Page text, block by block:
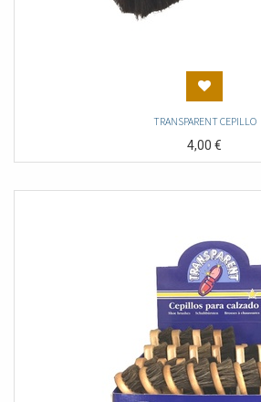
TRANSPARENT CEPILLO
4,00€